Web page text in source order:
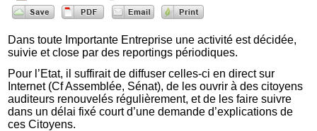
Dans toute Importante Entreprise une activité est décidée,
suivie et close par des reportings périodiques.
Pour l’Etat, il suffirait de diffuser celles-ci en direct sur
Internet (Cf Assemblée, Sénat), de les ouvrir à des citoyens
auditeurs renouvelés régulièrement, et de les faire suivre
dans un délai fixé court d’une demande d’explications de
ces Citoyens.